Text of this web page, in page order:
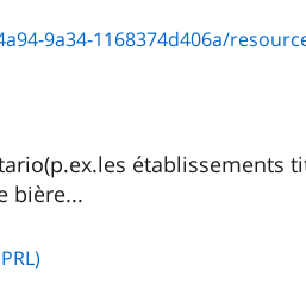
resource/7cf2df67-fed5-
bière...